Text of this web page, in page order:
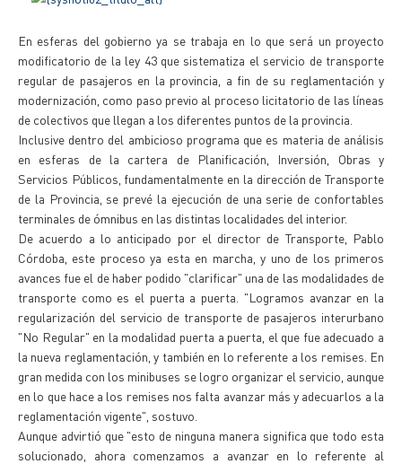
En esferas del gobierno ya se trabaja en lo que será un proyecto
modificatorio de la ley 43 que sistematiza el servicio de transporte
regular de pasajeros en la provincia, a fin de su reglamentación y
modernización, como paso previo al proceso licitatorio de las líneas
de colectivos que llegan a los diferentes puntos de la provincia.
Inclusive dentro del ambicioso programa que es materia de análisis
en esferas de la cartera de Planificación, Inversión, Obras y
Servicios Públicos, fundamentalmente en la dirección de Transporte
de la Provincia, se prevé la ejecución de una serie de confortables
terminales de ómnibus en las distintas localidades del interior.
De acuerdo a lo anticipado por el director de Transporte, Pablo
Córdoba, este proceso ya esta en marcha, y uno de los primeros
avances fue el de haber podido "clarificar" una de las modalidades de
transporte como es el puerta a puerta. "Logramos avanzar en la
regularización del servicio de transporte de pasajeros interurbano
"No Regular" en la modalidad puerta a puerta, el que fue adecuado a
la nueva reglamentación, y también en lo referente a los remises. En
gran medida con los minibuses se logro organizar el servicio, aunque
en lo que hace a los remises nos falta avanzar más y adecuarlos a la
reglamentación vigente", sostuvo.
Aunque advirtió que "esto de ninguna manera significa que todo esta
solucionado, ahora comenzamos a avanzar en lo referente al